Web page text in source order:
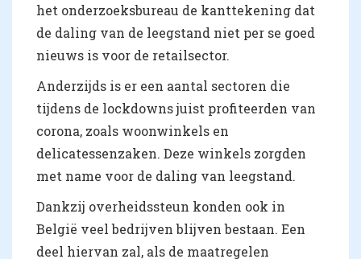
het onderzoeksbureau de kanttekening dat
de daling van de leegstand niet per se goed
nieuws is voor de retailsector.
Anderzijds is er een aantal sectoren die
tijdens de lockdowns juist profiteerden van
corona, zoals woonwinkels en
delicatessenzaken. Deze winkels zorgden
met name voor de daling van leegstand.
Dankzij overheidssteun konden ook in
België veel bedrijven blijven bestaan. Een
deel hiervan zal, als de maatregelen